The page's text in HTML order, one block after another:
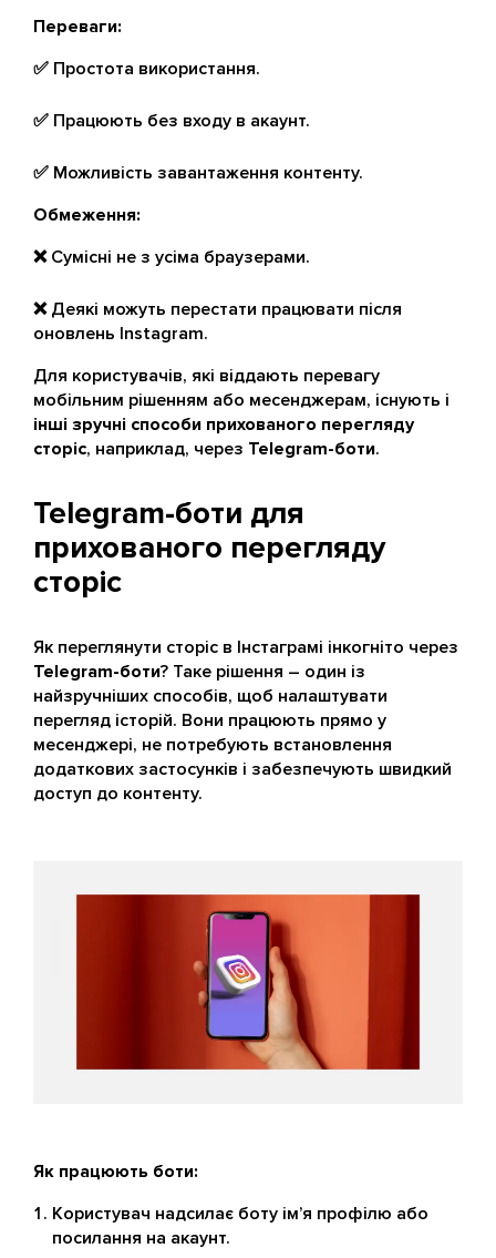
Переваги:
✅ Простота використання.
✅ Працюють без входу в акаунт.
✅ Можливість завантаження контенту.
Обмеження:
❌ Сумісні не з усіма браузерами.
❌ Деякі можуть перестати працювати після
оновлень Instagram.
Для користувачів, які віддають перевагу
мобільним рішенням або месенджерам, існують і
інші зручні способи прихованого перегляду
сторіс, наприклад, через Telegram-боти.
Telegram-боти для
прихованого перегляду
сторіс
Як переглянути сторіс в Інстаграмі інкогніто через
Telegram-боти? Таке рішення – один із
найзручніших способів, щоб налаштувати
перегляд історій. Вони працюють прямо у
месенджері, не потребують встановлення
додаткових застосунків і забезпечують швидкий
доступ до контенту.
Як працюють боти:
Користувач надсилає боту ім’я профілю або
посилання на акаунт.